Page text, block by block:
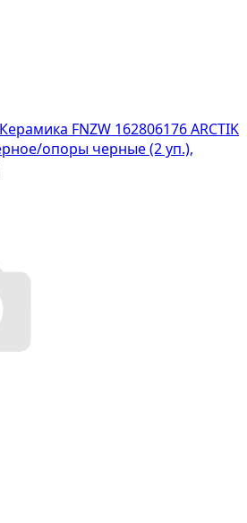
FNZW 162806176 ARCTIK
опоры черные (2 уп.),